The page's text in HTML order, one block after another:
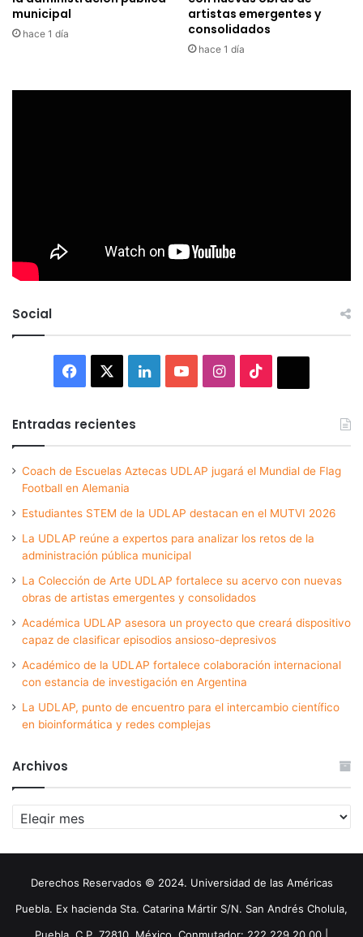
municipal
hace 1 día
artistas emergentes y
consolidados
hace 1 día
Social
Facebook LinkedInYouTubeInstagram
Entradas recientes
Coach de Escuelas Aztecas UDLAP jugará el Mundial de Flag
Football en Alemania
Estudiantes STEM de la UDLAP destacan en el MUTVI 2026
La UDLAP reúne a expertos para analizar los retos de la
administración pública municipal
La Colección de Arte UDLAP fortalece su acervo con nuevas
obras de artistas emergentes y consolidados
Académica UDLAP asesora un proyecto que creará dispositivo
capaz de clasificar episodios ansioso-depresivos
Académico de la UDLAP fortalece colaboración internacional
con estancia de investigación en Argentina
La UDLAP, punto de encuentro para el intercambio científico
en bioinformática y redes complejas
Archivos
Archivos
Derechos Reservados © 2024. Universidad de las Américas
Puebla. Ex hacienda Sta. Catarina Mártir S/N. San Andrés Cholula,